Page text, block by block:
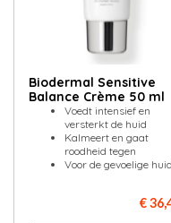
Biodermal Sensitive
Balance Crème 50 ml
Voedt intensief en
versterkt de huid
Kalmeert en gaat
roodheid tegen
Voor de gevoelige huid
€